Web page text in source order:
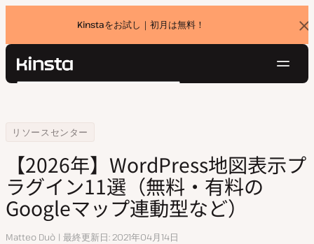
Kinstaをお試し｜初月は無料！
バ
ナ
Kinsta®
ョ
価格設定
お問い合わせ
検
Home
リソースセンター
【2024年】WordPress地図表示プラグイン11選（無料・有料の
【2026年】WordPress地図表示プ
ラグイン11選（無料・有料の
Googleマップ連動型など）
執
Matteo Duò 最終更新日 2021年04月14日